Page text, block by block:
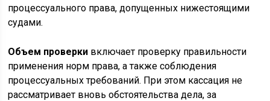
процессуального права, допущенных нижестоящими
судами.
Объем проверки включает проверку правильности
применения норм права, а также соблюдения
процессуальных требований. При этом кассация не
рассматривает вновь обстоятельства дела, за